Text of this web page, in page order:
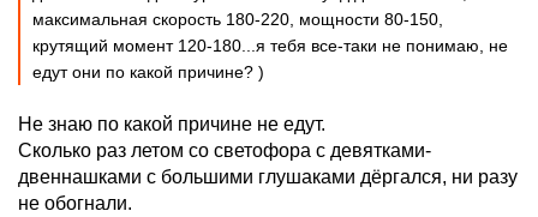
максимальная скорость 180-220, мощности 80-150,
крутящий момент 120-180...я тебя все-таки не понимаю, не
едут они по какой причине? )
Не знаю по какой причине не едут.
Сколько раз летом со светофора с девятками-
двеннашками с большими глушаками дёргался, ни разу
не обогнали.